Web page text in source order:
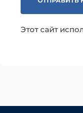
Этот сайт